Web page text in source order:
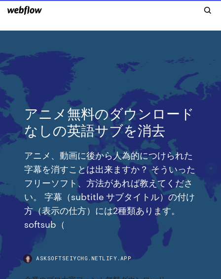
アニメ無料のダウンロード
なしの英語サブを消去
アニメ、動画に後から人為的につけられた
字幕を消すことは出来ますか？ そういった
フリーソフト、方法があれば教えてくださ
い。 字幕（subtitle サブタイトル）の付け
方（表示の仕方）には2種類あります。
softsub（
ASKSOFTSEIYCHG.NETLIFY.APP